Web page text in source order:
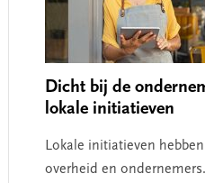
Dicht bij de
lokale initiatieven
Lokale initiatieven
overheid en